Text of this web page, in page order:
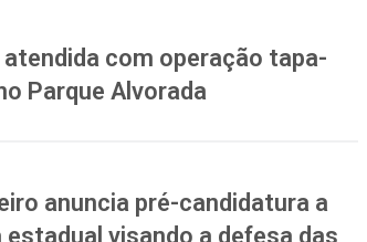
atendida com operação tapa-
Parque Alvorada
anuncia pré-candidatura a
estadual visando a defesa das